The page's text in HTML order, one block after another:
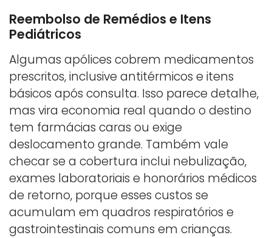
Reembolso de Remédios e Itens
Pediátricos
Algumas apólices cobrem medicamentos
prescritos, inclusive antitérmicos e itens
básicos após consulta. Isso parece detalhe,
mas vira economia real quando o destino
tem farmácias caras ou exige
deslocamento grande. Também vale
checar se a cobertura inclui nebulização,
exames laboratoriais e honorários médicos
de retorno, porque esses custos se
acumulam em quadros respiratórios e
gastrointestinais comuns em crianças.